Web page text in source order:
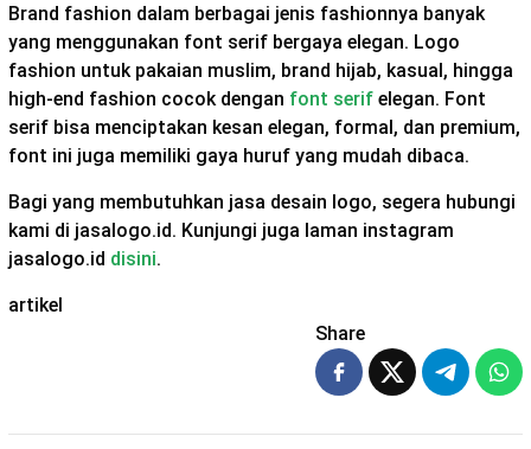
Brand fashion dalam berbagai jenis fashionnya banyak
yang menggunakan font serif bergaya elegan. Logo
fashion untuk pakaian muslim, brand hijab, kasual, hingga
high-end fashion cocok dengan font serif elegan. Font
serif bisa menciptakan kesan elegan, formal, dan premium,
font ini juga memiliki gaya huruf yang mudah dibaca.
Bagi yang membutuhkan jasa desain logo, segera hubungi
kami di jasalogo.id. Kunjungi juga laman instagram
jasalogo.id disini.
artikel
Share